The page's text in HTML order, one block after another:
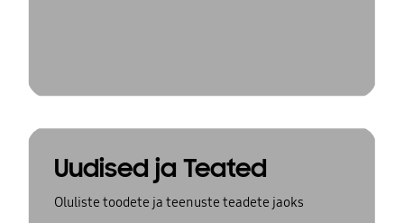
Uudised ja Teated
Oluliste toodete ja teenuste teadete jaoks